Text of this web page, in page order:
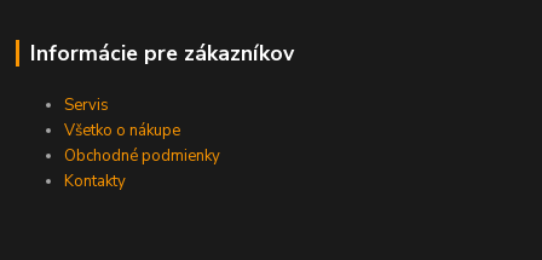
Informácie pre zákazníkov
Servis
Všetko o nákupe
Obchodné podmienky
Kontakty